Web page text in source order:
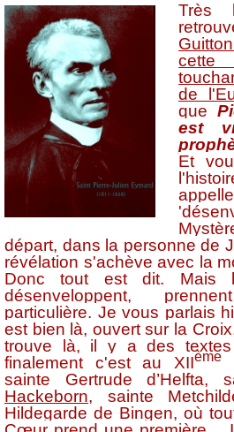
Très
cette
de
que
est
Et
départ, dans la personne de
révélation s'achève avec la
Donc tout est dit. Mais
désenveloppent,
particulière. Je vous parlais
est bien là, ouvert sur la
trouve là, il y a des textes
finalement c'est au XIIème
sainte Gertrude d’Helfta,
Hackeborn, sainte
Hildegarde de Bingen, où